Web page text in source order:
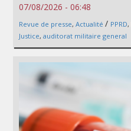
07/08/2026 - 06:48
Revue de presse, Actualité / PPRD,
Justice, auditorat militaire general